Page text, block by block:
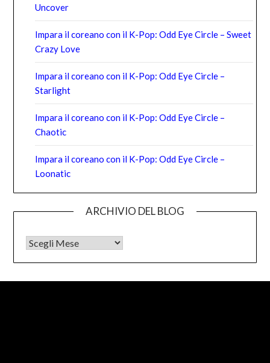
Uncover
Impara il coreano con il K-Pop: Odd Eye Circle – Sweet
Crazy Love
Impara il coreano con il K-Pop: Odd Eye Circle –
Starlight
Impara il coreano con il K-Pop: Odd Eye Circle –
Chaotic
Impara il coreano con il K-Pop: Odd Eye Circle –
Loonatic
ARCHIVIO DEL BLOG